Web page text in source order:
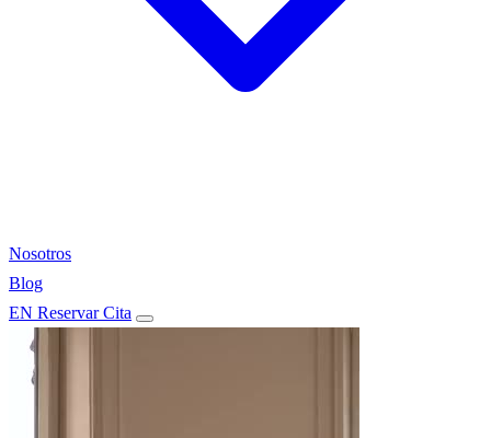
Nosotros
Blog
EN Reservar Cita